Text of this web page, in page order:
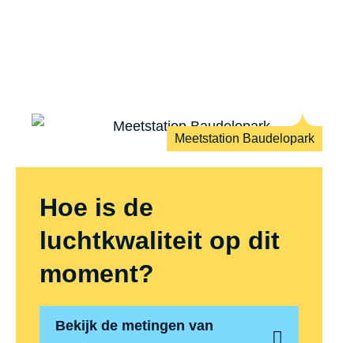
Meetstation Baudelopark
Hoe is de
luchtkwaliteit op dit
moment?
Bekijk de metingen van